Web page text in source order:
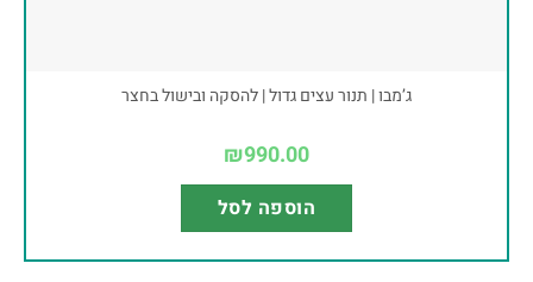
ג’מבו | תנור עצים גדול | להסקה ובישול בחצר
₪990.00
הוספה לסל